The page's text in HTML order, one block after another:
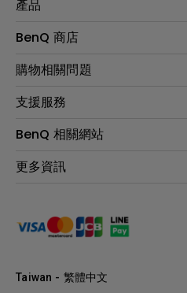
產品
大型液晶
投影機
智慧照明
專業拍物視訊鏡頭
BenQ 商店
最新產品與活動
尋找銷售據點
會員綁定LINE教學
購物相關問題
第一次購物就上手
延長保固購買
贈品兌換網站首頁
支援服務
服務公告
保固條例
手冊與軟體下載
產品常見問題
BenQ 相關網站
專業商用解決方案
BenQ 大娛樂家
更多資訊
永續發展
產品碳足跡報告
明基基金會
Taiwan - 繁體中文